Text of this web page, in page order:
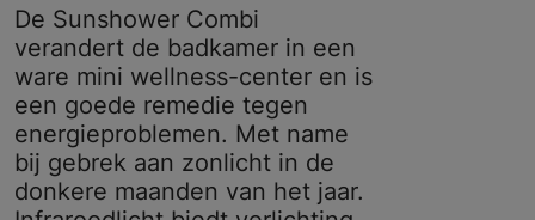
De Sunshower Combi
verandert de badkamer in een
ware mini wellness-center en is
een goede remedie tegen
energieproblemen. Met name
bij gebrek aan zonlicht in de
donkere maanden van het jaar.